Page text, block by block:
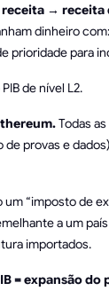
→ receita
dinheiro
prioridade para
de nível L2.
Todas
de provas e
um “imposto de
a um
importados.
= expansão